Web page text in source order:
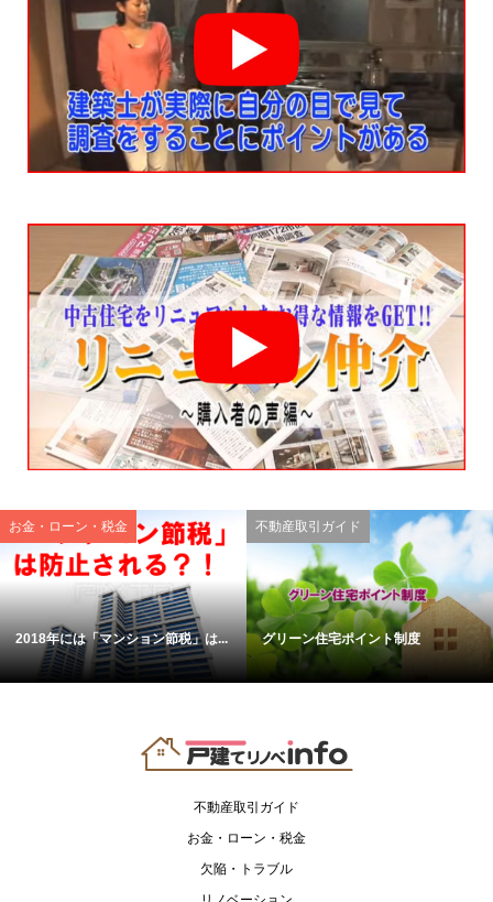
お金・ローン・税金
2018年には「マンション節税」は...
不動産取引ガイド
グリーン住宅ポイント制度
不動産取引ガイド
お金・ローン・税金
欠陥・トラブル